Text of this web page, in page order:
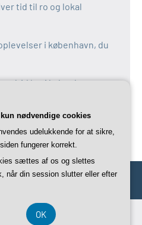
tid til ro og lokal
i københavn, du
idéer i københavn
idéer i københavn
polterabend i københavn
nødvendige cookies
udelukkende for at sikre,
fungerer korrekt.
sættes af os og slettes
når din session slutter eller efter
OK